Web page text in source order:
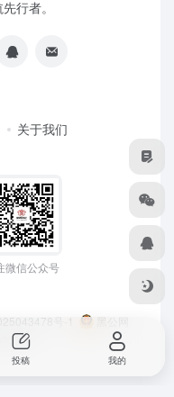
行者。
关于我们
微信公众号
号-1
黑公网
号
投稿 我的